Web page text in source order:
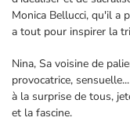
Monica Bellucci, qu'il a
a tout pour inspirer la
Nina, Sa voisine de
provocatrice,
à la surprise de tous,
et la fascine.